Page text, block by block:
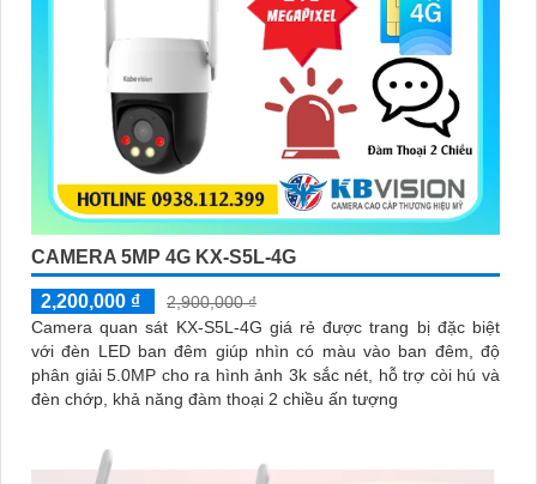
CAMERA 5MP 4G KX-S5L-4G
2,200,000 ₫
2,900,000 ₫
Camera quan sát KX-S5L-4G giá rẻ được trang bị đặc biệt
với đèn LED ban đêm giúp nhìn có màu vào ban đêm, độ
phân giải 5.0MP cho ra hình ảnh 3k sắc nét, hỗ trợ còi hú và
đèn chớp, khả năng đàm thoại 2 chiều ấn tượng